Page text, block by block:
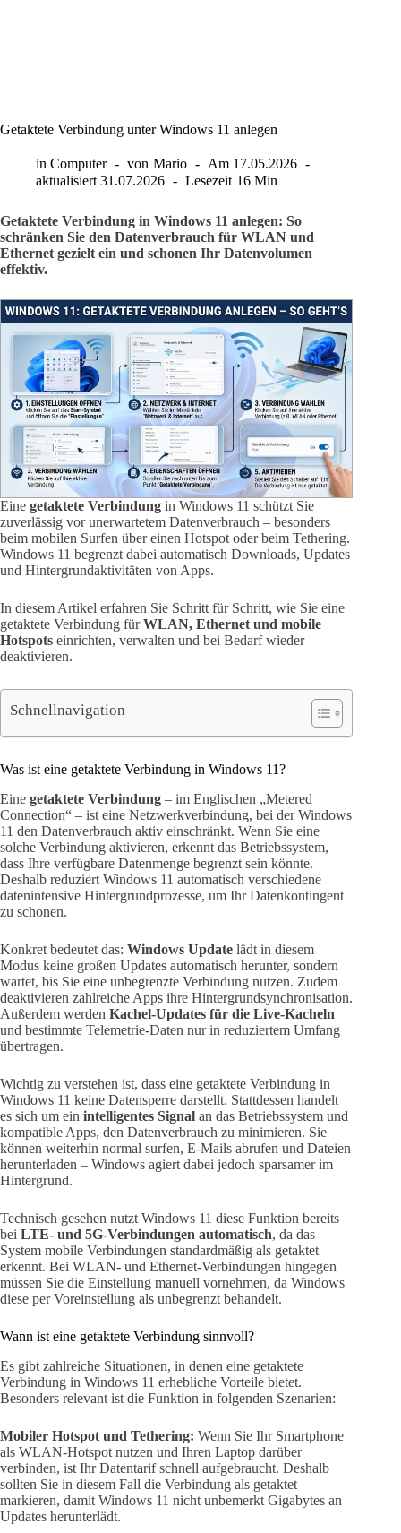
Getaktete Verbindung unter Windows 11 anlegen
in Computer von Mario Am 17.05.2026
aktualisiert 31.07.2026 Lesezeit 16 Min
Getaktete Verbindung in Windows 11 anlegen: So
schränken Sie den Datenverbrauch für WLAN und
Ethernet gezielt ein und schonen Ihr Datenvolumen
effektiv.
Eine getaktete Verbindung in Windows 11 schützt Sie
zuverlässig vor unerwartetem Datenverbrauch – besonders
beim mobilen Surfen über einen Hotspot oder beim Tethering.
Windows 11 begrenzt dabei automatisch Downloads, Updates
und Hintergrundaktivitäten von Apps.
In diesem Artikel erfahren Sie Schritt für Schritt, wie Sie eine
getaktete Verbindung fürWLAN, Ethernet und mobile
Hotspots einrichten, verwalten und bei Bedarf wieder
deaktivieren.
Schnellnavigation
Was ist eine getaktete Verbindung in Windows 11?
Eine getaktete Verbindung – im Englischen „Metered
Connection“ – ist eine Netzwerkverbindung, bei der Windows
11 den Datenverbrauch aktiv einschränkt. Wenn Sie eine
solche Verbindung aktivieren, erkennt das Betriebssystem,
dass Ihre verfügbare Datenmenge begrenzt sein könnte.
Deshalb reduziert Windows 11 automatisch verschiedene
datenintensive Hintergrundprozesse, um Ihr Datenkontingent
zu schonen.
Konkret bedeutet das: Windows Update lädt in diesem
Modus keine großen Updates automatisch herunter, sondern
wartet, bis Sie eine unbegrenzte Verbindung nutzen. Zudem
deaktivieren zahlreiche Apps ihre Hintergrundsynchronisation.
Außerdem werden Kachel-Updates für die Live-Kacheln
und bestimmte Telemetrie-Daten nur in reduziertem Umfang
übertragen.
Wichtig zu verstehen ist, dass eine getaktete Verbindung in
Windows 11 keine Datensperre darstellt. Stattdessen handelt
es sich um ein intelligentes Signal an das Betriebssystem und
kompatible Apps, den Datenverbrauch zu minimieren. Sie
können weiterhin normal surfen, E-Mails abrufen und Dateien
herunterladen – Windows agiert dabei jedoch sparsamer im
Hintergrund.
Technisch gesehen nutzt Windows 11 diese Funktion bereits
bei LTE- und 5G-Verbindungen automatisch, da das
System mobile Verbindungen standardmäßig als getaktet
erkennt. Bei WLAN- und Ethernet-Verbindungen hingegen
müssen Sie die Einstellung manuell vornehmen, da Windows
diese per Voreinstellung als unbegrenzt behandelt.
Wann ist eine getaktete Verbindung sinnvoll?
Es gibt zahlreiche Situationen, in denen eine getaktete
Verbindung in Windows 11 erhebliche Vorteile bietet.
Besonders relevant ist die Funktion in folgenden Szenarien:
Mobiler Hotspot und Tethering: Wenn Sie Ihr Smartphone
als WLAN-Hotspot nutzen und Ihren Laptop darüber
verbinden, ist Ihr Datentarif schnell aufgebraucht. Deshalb
sollten Sie in diesem Fall die Verbindung als getaktet
markieren, damit Windows 11 nicht unbemerkt Gigabytes an
Updates herunterlädt.